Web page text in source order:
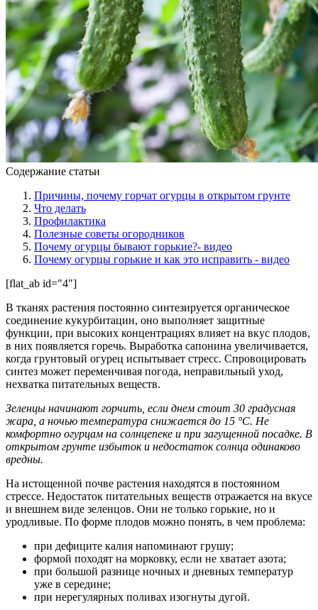
Содержание статьи
Причины, почему горчат огурцы в открытом грунте
Что делать
Профилактика
Полезные советы огородников
Почему огурцы бывают горькие?- видео
Почему огурцы горькие и как это исправить - видео
[flat_ab id="4"]
В тканях растения постоянно синтезируется органическое
соединение кукурбитацин, оно выполняет защитные
функции, при высоких концентрациях влияет на вкус плодов,
в них появляется горечь. Выработка сапонина увеличивается,
когда грунтовый огурец испытывает стресс. Спровоцировать
синтез может переменчивая погода, неправильный уход,
нехватка питательных веществ.
Зеленцы начинают горчить, если днем стоит 30 градусная
жара, а ночью температура снижается до 15 °C. Не
комфортно огурцам на солнцепеке и при загущенной посадке. В
открытом грунте избыток и недостаток солнца одинаково
вредны.
На истощенной почве растения находятся в постоянном
стрессе. Недостаток питательных веществ отражается на вкусе
и внешнем виде зеленцов. Они не только горькие, но и
уродливые. По форме плодов можно понять, в чем проблема:
при дефиците калия напоминают грушу;
формой походят на морковку, если не хватает азота;
при большой разнице ночных и дневных температур
уже в середине;
при нерегулярных поливах изогнуты дугой.